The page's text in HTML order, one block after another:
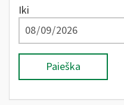
Iki
Paieška